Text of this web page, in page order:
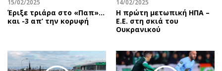
15/02/2025
Έριξε τριάρα στο «Παπ»…
και -3 απ’ την κορυφή
14/02/2025
Η πρώτη μετωπική ΗΠΑ –
Ε.Ε. στη σκιά του
Ουκρανικού